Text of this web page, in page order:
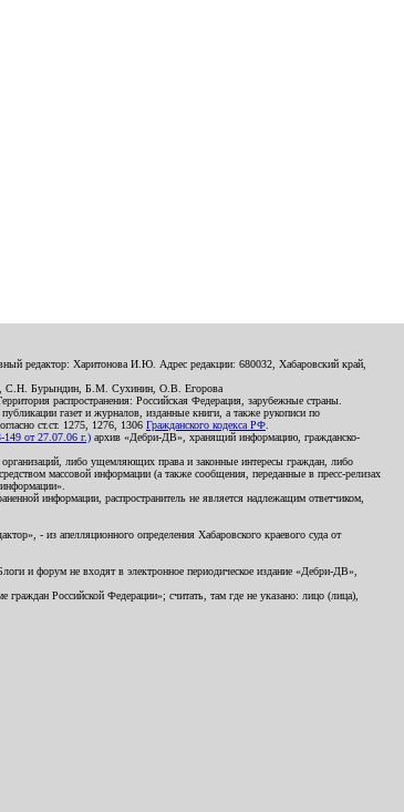
редактор: Харитонова И.Ю. Адрес редакции: 680032, Хабаровский край,
С.Н. Бурындин, Б.М. Сухинин, О.В. Егорова
распространения: Российская Федерация, зарубежные страны.
газет и журналов, изданные книги, а также рукописи по
ст.ст. 1275, 1276, 1306 Гражданского кодекса РФ
от 27.07.06 г.) архив «Дебри-ДВ», хранящий информацию, гражданско-
либо ущемляющих права и законные интересы граждан, либо
массовой информации (а также сообщения, переданные в пресс-релизах
информации, распространитель не является надлежащим ответчиком,
- из апелляционного определения Хабаровского краевого суда от
и форум не входят в электронное периодическое издание «Дебри-ДВ»,
Российской Федерации»; считать, там где не указано: лицо (лица),